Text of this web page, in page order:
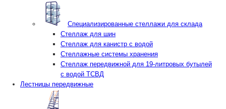
Специализированные стеллажи для склада
Стеллаж для шин
Стеллаж для канистр с водой
Стеллажные системы хранения
Стеллаж передвижной для 19-литровых бутылей
с водой ТСВД
Лестницы передвижные